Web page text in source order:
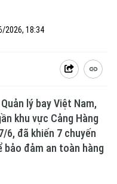
2026, 18:34
lý bay Việt Nam,
khu vực Cảng Hàng
6, đã khiến 7 chuyến
bảo đảm an toàn hàng